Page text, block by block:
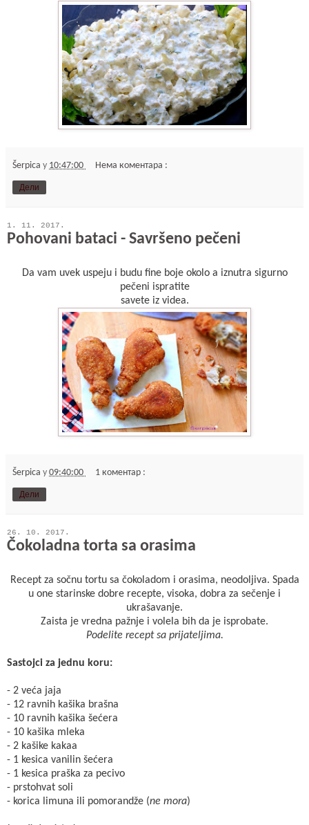
Šerpica у 10:47:00 Нема коментара :
Дели
1. 11. 2017.
Pohovani bataci - Savršeno pečeni
Da vam uvek uspeju i budu fine boje okolo a iznutra sigurno
pečeni ispratite
savete iz videa.
Šerpica у 09:40:00 1 коментар :
Дели
26. 10. 2017.
Čokoladna torta sa orasima
Recept za sočnu tortu sa čokoladom i orasima, neodoljiva. Spada
u one starinske dobre recepte, visoka, dobra za sečenje i
ukrašavanje.
Zaista je vredna pažnje i volela bih da je isprobate.
Podelite recept sa prijateljima.
Sastojci za jednu koru:
- 2 veća jaja
- 12 ravnih kašika brašna
- 10 ravnih kašika šećera
- 10 kašika mleka
- 2 kašike kakaa
- 1 kesica vanilin šećera
- 1 kesica praška za pecivo
- prstohvat soli
- korica limuna ili pomorandže (ne mora)